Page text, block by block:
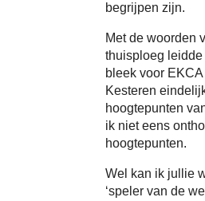
begrijpen zijn.
Met de woorden
thuisploeg leidde
bleek voor
Kesteren
hoogtepunten
ik niet eens
hoogtepunten.
Wel kan ik jullie
‘speler van de